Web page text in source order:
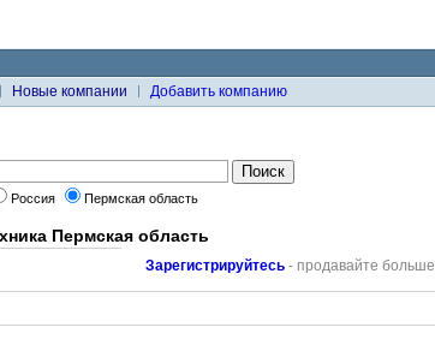
Новые компании
Добавить компанию
Россия Пермская область
Пермская область
Зарегистрируйтесь - продавайте больше